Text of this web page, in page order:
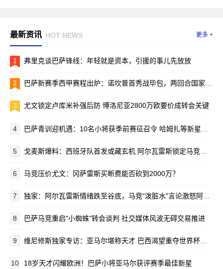
最新资讯 HOT NEWS 更多 +
1 弗里克谈巴萨锋线：年轻就是资本，引援的事儿先放放
2 巴萨新赛季西甲赛程出炉：诺坎普首秀战毕包，两回合国家德比引爆焦点
3 尤文锁定卢库米补强后防 博洛尼亚2800万欧要价成转会关键
4 巴萨青训迎机遇：10名小将获季前赛征召令 哈姆扎等新星在列
5 戈麦斯爆料：西班牙队首发或藏玄机 阿尔瓦雷斯锁定马竞新赛季蓝图
6 马竞压价尤文：冈萨雷斯买断费能否砍到2000万？
7 独家：阿尔瓦雷斯情绪跌至谷底，马竞"泼脏水"言论激怒阿根廷新星
8 巴萨马竞重启"小蜘蛛"转会谈判 社交媒体风波无碍交易推进
9 维尼修斯独家专访：亚马尔堪称天才 巴西渴望重夺世界杯荣耀
10 18岁天才闪耀欧洲！巴萨小将亚马尔获评赛季最佳新星